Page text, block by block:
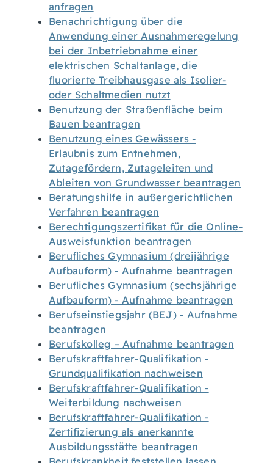
anfragen
Benachrichtigung über die
Anwendung einer Ausnahmeregelung
bei der Inbetriebnahme einer
elektrischen Schaltanlage, die
fluorierte Treibhausgase als Isolier-
oder Schaltmedien nutzt
Benutzung der Straßenfläche beim
Bauen beantragen
Benutzung eines Gewässers -
Erlaubnis zum Entnehmen,
Zutagefördern, Zutageleiten und
Ableiten von Grundwasser beantragen
Beratungshilfe in außergerichtlichen
Verfahren beantragen
Berechtigungszertifikat für die Online-
Ausweisfunktion beantragen
Berufliches Gymnasium (dreijährige
Aufbauform) - Aufnahme beantragen
Berufliches Gymnasium (sechsjährige
Aufbauform) - Aufnahme beantragen
Berufseinstiegsjahr (BEJ) - Aufnahme
beantragen
Berufskolleg – Aufnahme beantragen
Berufskraftfahrer-Qualifikation -
Grundqualifikation nachweisen
Berufskraftfahrer-Qualifikation -
Weiterbildung nachweisen
Berufskraftfahrer-Qualifikation -
Zertifizierung als anerkannte
Ausbildungsstätte beantragen